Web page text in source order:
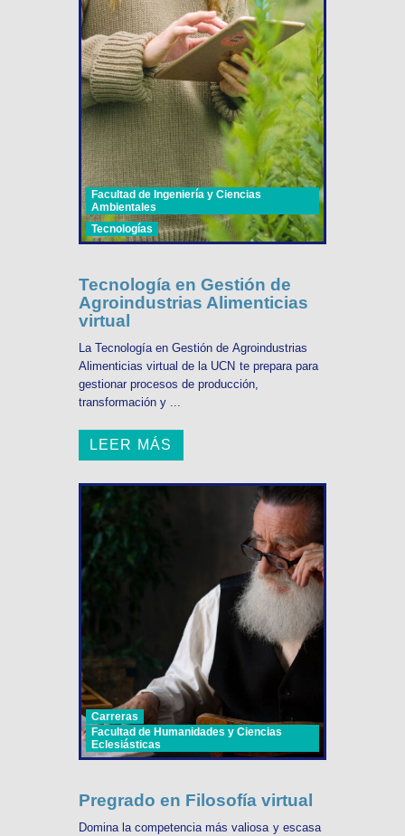
Facultad de Ingeniería y Ciencias
Ambientales
Tecnologías
Tecnología en Gestión de
Agroindustrias Alimenticias
virtual
La Tecnología en Gestión de Agroindustrias
Alimenticias virtual de la UCN te prepara para
gestionar procesos de producción,
transformación y ...
LEER MÁS
Carreras
Facultad de Humanidades y Ciencias
Eclesiásticas
Pregrado en Filosofía virtual
Domina la competencia más valiosa y escasa